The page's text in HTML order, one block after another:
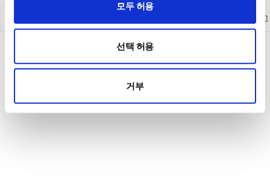
모두 허용
선택 허용
거부
카탈로그